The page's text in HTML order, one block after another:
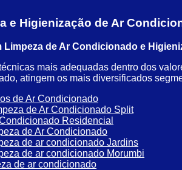
e Higienização de Ar
de Ar Condicionado e
mais adequadas dentro dos
atingem os mais diversificados
de Ar Condicionado
de Ar Condicionado Split
Residencial
de Ar Condicionado
de ar condicionado Jardins
de ar condicionado Morumbi
de ar condicionado